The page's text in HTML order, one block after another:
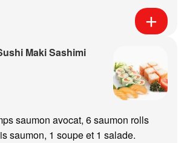
Maki Sashimi
saumon avocat, 6 saumon rolls
saumon, 1 soupe et 1 salade.